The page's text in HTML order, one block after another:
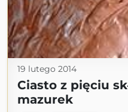
19 lutego 2014
Ciasto z pięciu
mazurek